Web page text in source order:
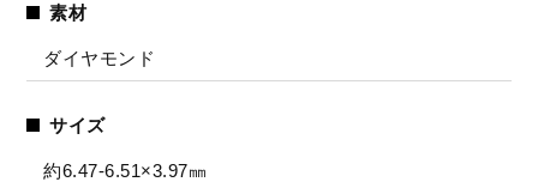
素材
ダイヤモンド
サイズ
約6.47-6.51×3.97㎜